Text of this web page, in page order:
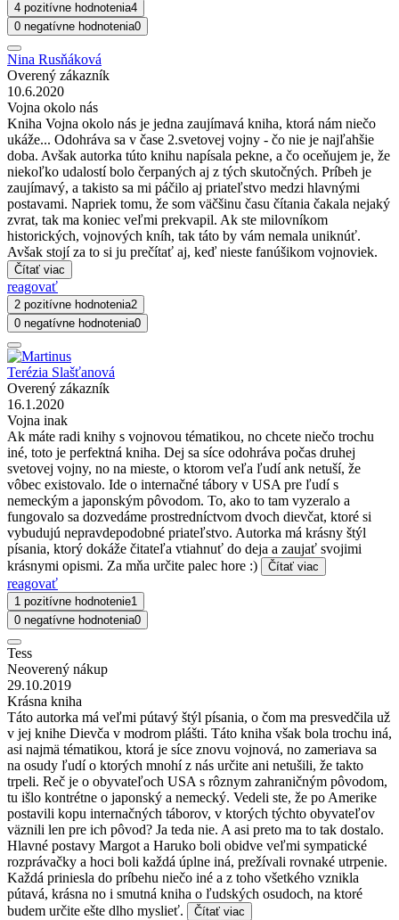
4 pozitívne hodnotenia4
0 negatívne hodnotenia0
Nina Rusňáková
Overený zákazník
10.6.2020
Vojna okolo nás
Kniha Vojna okolo nás je jedna zaujímavá kniha, ktorá nám niečo
ukáže... Odohráva sa v čase 2.svetovej vojny - čo nie je najľahšie
doba. Avšak autorka túto knihu napísala pekne, a čo oceňujem je, že
niekoľko udalostí bolo čerpaných aj z tých skutočných. Príbeh je
zaujímavý, a takisto sa mi páčilo aj priateľstvo medzi hlavnými
postavami. Napriek tomu, že som väčšinu času čítania čakala nejaký
zvrat, tak ma koniec veľmi prekvapil. Ak ste milovníkom
historických, vojnových kníh, tak táto by vám nemala uniknúť.
Avšak stojí za to si ju prečítať aj, keď nieste fanúšikom vojnoviek.
Čítať viac
reagovať
2 pozitívne hodnotenia2
0 negatívne hodnotenia0
Terézia Slašťanová
Overený zákazník
16.1.2020
Vojna inak
Ak máte radi knihy s vojnovou tématikou, no chcete niečo trochu
iné, toto je perfektná kniha. Dej sa síce odohráva počas druhej
svetovej vojny, no na mieste, o ktorom veľa ľudí ank netuší, že
vôbec existovalo. Ide o internačné tábory v USA pre ľudí s
nemeckým a japonským pôvodom. To, ako to tam vyzeralo a
fungovalo sa dozvedáme prostredníctvom dvoch dievčat, ktoré si
vybudujú nepravdepodobné priateľstvo. Autorka má krásny štýl
písania, ktorý dokáže čitateľa vtiahnuť do deja a zaujať svojimi
krásnymi opismi. Za mňa určite palec hore :)
Čítať viac
reagovať
1 pozitívne hodnotenie1
0 negatívne hodnotenia0
Tess
Neoverený nákup
29.10.2019
Krásna kniha
Táto autorka má veľmi pútavý štýl písania, o čom ma presvedčila už
v jej knihe Dievča v modrom plášti. Táto kniha však bola trochu iná,
asi najmä tématikou, ktorá je síce znovu vojnová, no zameriava sa
na osudy ľudí o ktorých mnohí z nás určite ani netušili, že takto
trpeli. Reč je o obyvateľoch USA s rôznym zahraničným pôvodom,
tu išlo kontrétne o japonský a nemecký. Vedeli ste, že po Amerike
postavili kopu internačných táborov, v ktorých týchto obyvateľov
väznili len pre ich pôvod? Ja teda nie. A asi preto ma to tak dostalo.
Hlavné postavy Margot a Haruko boli obidve veľmi sympatické
rozprávačky a hoci boli každá úplne iná, prežívali rovnaké utrpenie.
Každá priniesla do príbehu niečo iné a z toho všetkého vznikla
pútavá, krásna no i smutná kniha o ľudských osudoch, na ktoré
budem určite ešte dlho myslieť.
Čítať viac